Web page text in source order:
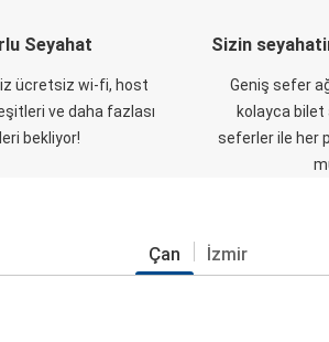
Seyahat
ücretsiz wi-fi, host
ve daha fazlası
bekliyor!
Sizin
Geniş sefer
kolayca bilet
seferler ile her
Çan İzmir